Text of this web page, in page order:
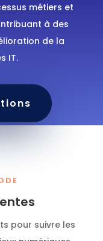
métiers et
à des
de la
IT.
pour suivre les